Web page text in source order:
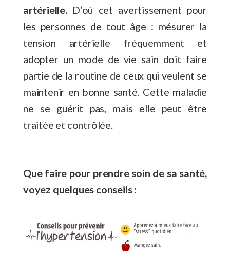
artérielle. D’où cet avertissement pour
les personnes de tout âge : mésurer la
tension artérielle fréquemment et
adopter un mode de vie sain doit faire
partie de la routine de ceux qui veulent se
maintenir en bonne santé. Cette maladie
ne se guérit pas, mais elle peut être
traitée et contrôlée.
Que faire pour prendre soin de sa santé,
voyez quelques conseils :